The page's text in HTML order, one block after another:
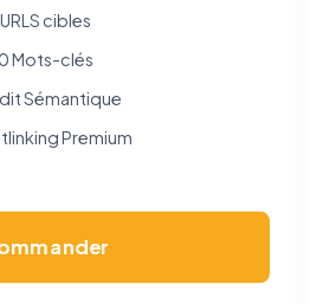
cibles
Mots-clés
Sémantique
Premium